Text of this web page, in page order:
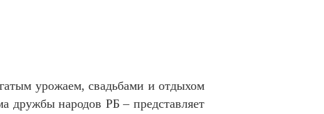
урожаем, свадьбами и отдыхом
дружбы народов РБ – представляет